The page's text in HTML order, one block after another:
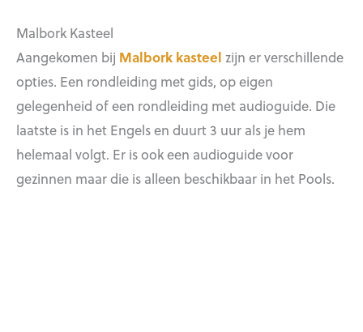
Malbork Kasteel
Aangekomen bij Malbork kasteel zijn er verschillende
opties. Een rondleiding met gids, op eigen
gelegenheid of een rondleiding met audioguide. Die
laatste is in het Engels en duurt 3 uur als je hem
helemaal volgt. Er is ook een audioguide voor
gezinnen maar die is alleen beschikbaar in het Pools.